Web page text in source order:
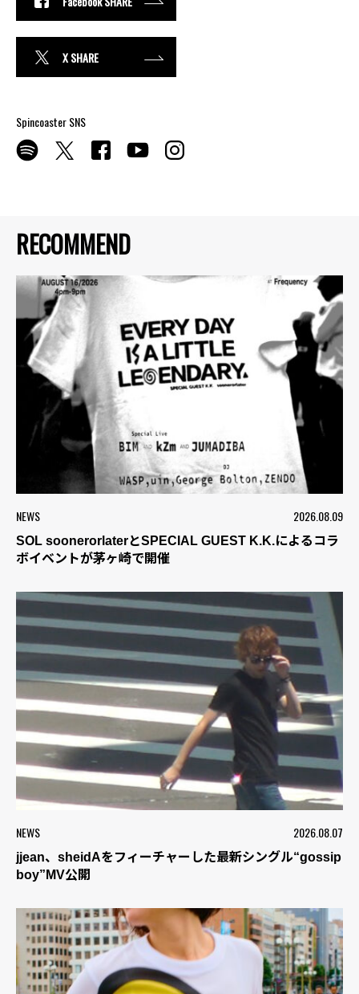
RECOMMEND
NEWS 2026.08.09
SOL soonerorlaterとSPECIAL GUEST K.K.によるコラ
ボイベントが茅ヶ崎で開催
NEWS 2026.08.07
jjean、sheidAをフィーチャーした最新シングル“gossip
boy”MV公開
X SHARE
Spincoaster SNS